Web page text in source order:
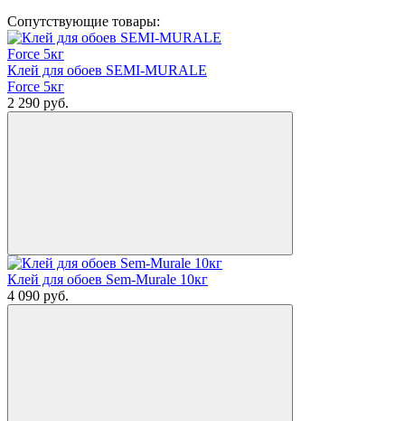
Сопутствующие товары:
Клей для обоев SEMI-MURALE
Force 5кг
2 290 руб.
Клей для обоев Sem-Murale 10кг
4 090 руб.